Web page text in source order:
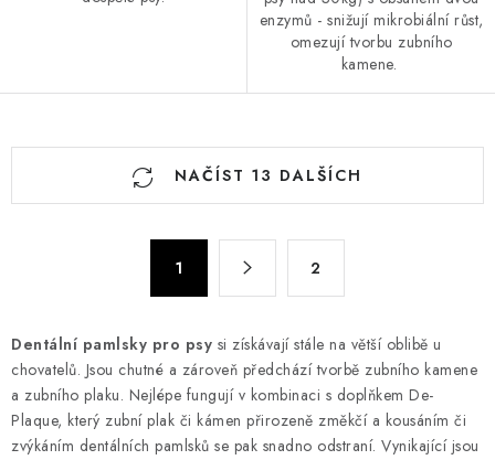
enzymů - snižují mikrobiální růst,
omezují tvorbu zubního
kamene.
O
c
í
p
r
v
NAČÍST 13 DALŠÍCH
á
n
k
o
v
1 2
Dentální pamlsky pro psy si získávají stále na větší oblibě u
chovatelů. Jsou chutné a zároveň předchází tvorbě zubního kamene
a zubního plaku. Nejlépe fungují v kombinaci s doplňkem De-
Plaque, který zubní plak či kámen přirozeně změkčí a kousáním či
zvýkáním dentálních pamlsků se pak snadno odstraní. Vynikající jsou